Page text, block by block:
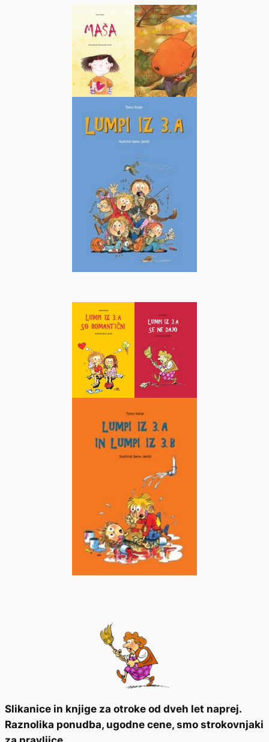
Slikanice in knjige za otroke od dveh let naprej.
Raznolika ponudba, ugodne cene, smo strokovnjaki